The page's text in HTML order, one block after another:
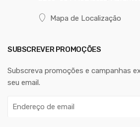
Mapa de Localização
SUBSCREVER PROMOÇÕES
Subscreva promoções e campanhas
seu email.